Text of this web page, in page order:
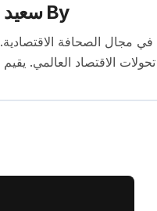
By سعيد
تتجاوز 15 عامًا في مجال
الاقتصاد العالمي.